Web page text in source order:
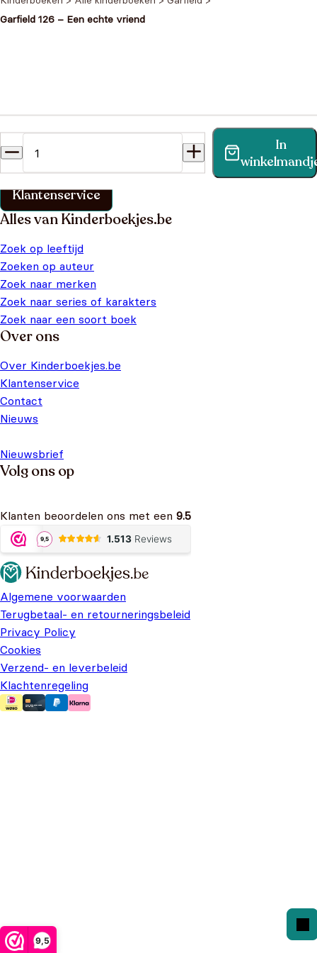
9,5
Garfield 126 – Een echte vriend
In
Vind binnen no-time antwoord op je vraag op onze
klantenservice pagina.
Klantenservice
Alles van Kinderboekjes.be
Zoek op leeftijd
Zoeken op auteur
Zoek naar merken
Zoek naar series of karakters
Zoek naar een soort boek
Over ons
Over Kinderboekjes.be
Klantenservice
Contact
Nieuws
Nieuwsbrief
Volg ons op
Klanten beoordelen ons met een 9.5
Algemene voorwaarden
Terugbetaal- en retourneringsbeleid
Privacy Policy
Cookies
Verzend- en leverbeleid
Klachtenregeling